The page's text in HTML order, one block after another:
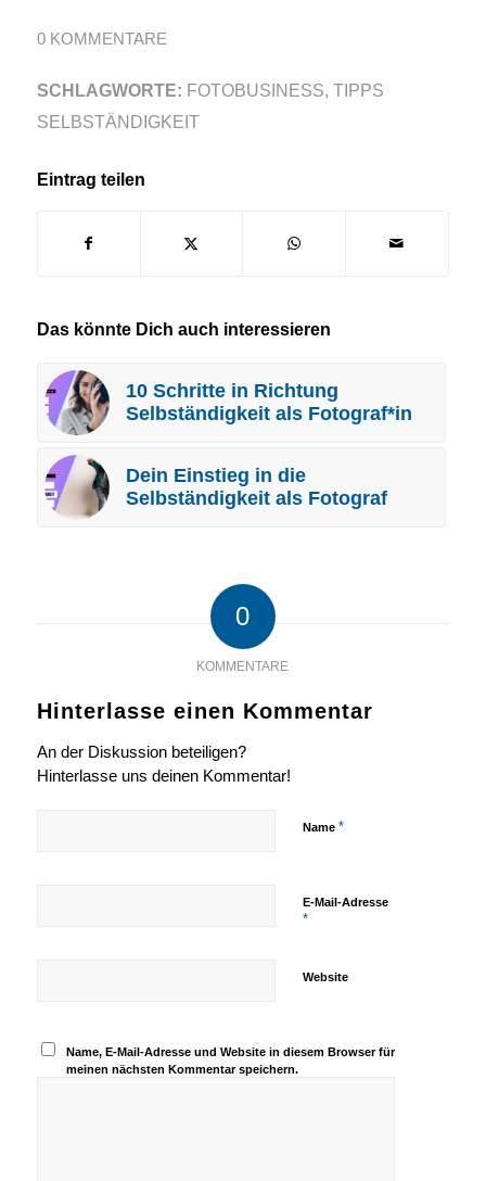
0 KOMMENTARE
SCHLAGWORTE: FOTOBUSINESS, TIPPS
SELBSTÄNDIGKEIT
Eintrag teilen
Das könnte Dich auch interessieren
10 Schritte in Richtung
Selbständigkeit als Fotograf*in
Dein Einstieg in die
Selbständigkeit als Fotograf
0
KOMMENTARE
Hinterlasse einen Kommentar
An der Diskussion beteiligen?
Hinterlasse uns deinen Kommentar!
Name *
E-Mail-Adresse
*
Website
Name, E-Mail-Adresse und Website in diesem Browser für
meinen nächsten Kommentar speichern.